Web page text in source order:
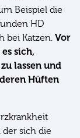
Beispiel die
HD
bei Katzen. Vor
sich,
lassen und
Hüften
der sich die